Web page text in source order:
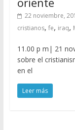
22 noviembre,
cristianos, fe, iraq,
11.00 p m| 21
sobre el
en el
Leer más